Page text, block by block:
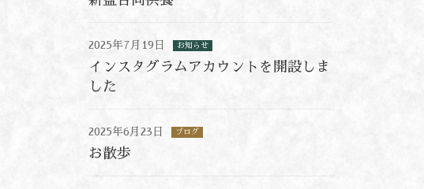
2025年7月19日 お知らせ
インスタグラムアカウントを開設しま
した
2025年6月23日 ブログ
お散歩